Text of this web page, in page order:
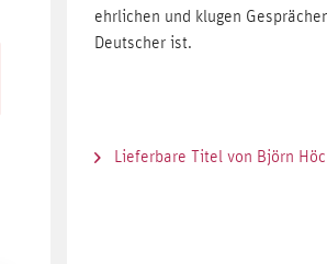
ehrlichen und klugen
Deutscher ist.
Lieferbare Titel von Björn